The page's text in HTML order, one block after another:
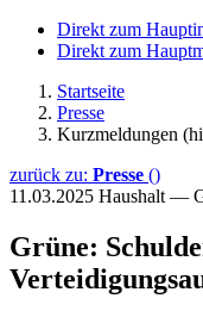
Direkt zum
Direkt zum
Startseite
Presse
Kurzmeldungen
zurück zu: Presse ()
11.03.2025 Haushalt —
Grüne: